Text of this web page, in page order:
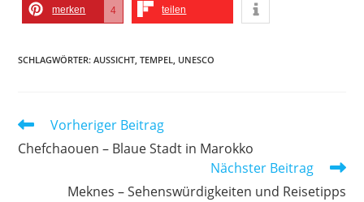
merken 4 teilen
SCHLAGWÖRTER:AUSSICHT, TEMPEL, UNESCO
Weitere
Artikel
ansehen
Vorheriger Beitrag
Chefchaouen – Blaue Stadt in Marokko
Nächster Beitrag
Meknes – Sehenswürdigkeiten und Reisetipps